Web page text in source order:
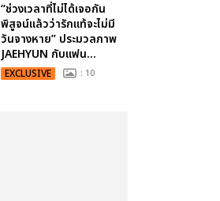
“ช่วงเวลาที่ไม่ได้เจอกัน
พิสูจน์แล้วว่ารักแท้จะไม่มี
วันจางหาย” ประมวลภาพ
JAEHYUN กับแฟน...
EXCLUSIVE : 10